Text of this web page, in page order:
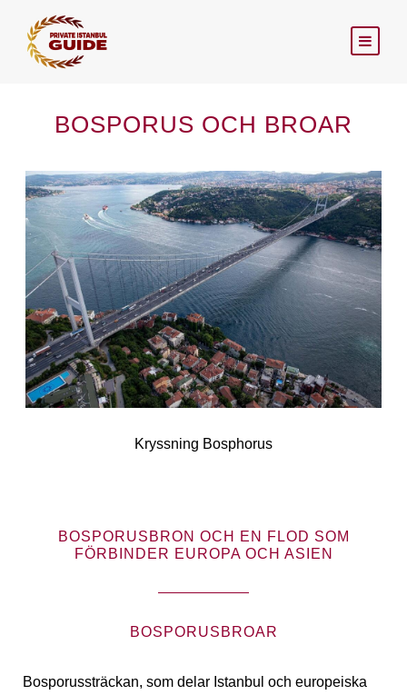
BOSPORUS OCH BROAR
Kryssning Bosphorus
BOSPORUSBRON OCH EN FLOD SOM
FÖRBINDER EUROPA OCH ASIEN
BOSPORUSBROAR
Bosporussträckan, som delar Istanbul och europeiska